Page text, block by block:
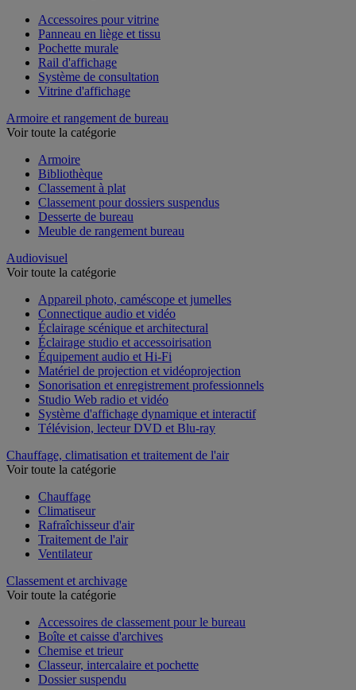
Accessoires pour vitrine
Panneau en liège et tissu
Pochette murale
Rail d'affichage
Système de consultation
Vitrine d'affichage
Armoire et rangement de bureau
Voir toute la catégorie
Armoire
Bibliothèque
Classement à plat
Classement pour dossiers suspendus
Desserte de bureau
Meuble de rangement bureau
Audiovisuel
Voir toute la catégorie
Appareil photo, caméscope et jumelles
Connectique audio et vidéo
Éclairage scénique et architectural
Éclairage studio et accessoirisation
Équipement audio et Hi-Fi
Matériel de projection et vidéoprojection
Sonorisation et enregistrement professionnels
Studio Web radio et vidéo
Système d'affichage dynamique et interactif
Télévision, lecteur DVD et Blu-ray
Chauffage, climatisation et traitement de l'air
Voir toute la catégorie
Chauffage
Climatiseur
Rafraîchisseur d'air
Traitement de l'air
Ventilateur
Classement et archivage
Voir toute la catégorie
Accessoires de classement pour le bureau
Boîte et caisse d'archives
Chemise et trieur
Classeur, intercalaire et pochette
Dossier suspendu